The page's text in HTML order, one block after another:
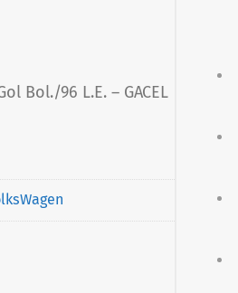
Bol./96 L.E. – GACEL